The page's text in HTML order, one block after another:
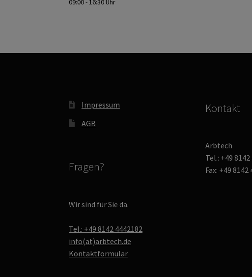
Impressum
AGB
Fragen?
Wir sind für Sie da.
Tel.: +49 8142 4442182
info(at)arbtech.de
Kontaktformular
Kontakt
Arbtech
Tel.: +49
Fax: +49 8142